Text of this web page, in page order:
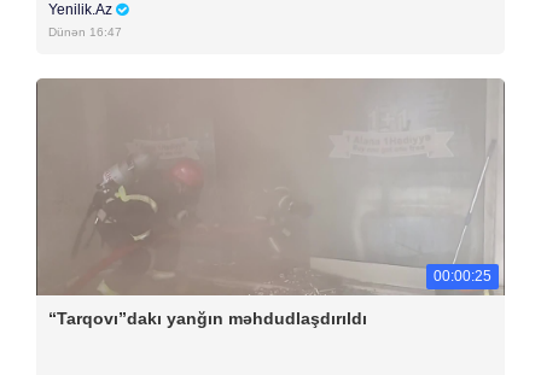
Yenilik.Az
Dünən 16:47
00:00:25
“Tarqovı”dakı yanğın məhdudlaşdırıldı